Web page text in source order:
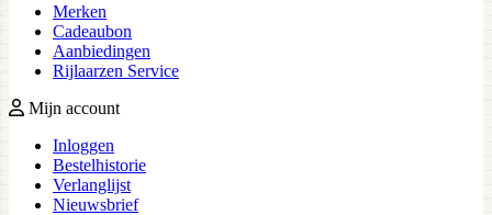
Merken
Cadeaubon
Aanbiedingen
Rijlaarzen Service
Mijn account
Inloggen
Bestelhistorie
Verlanglijst
Nieuwsbrief